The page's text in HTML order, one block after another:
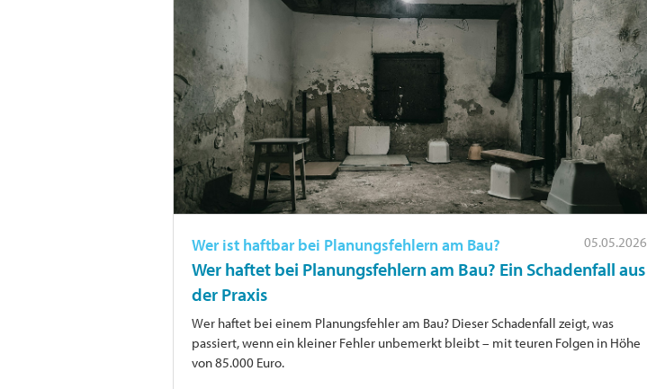
05.05.2026
Wer ist haftbar bei Planungsfehlern am Bau?
Wer haftet bei Planungsfehlern am Bau? Ein Schadenfall aus
der Praxis
Wer haftet bei einem Planungsfehler am Bau? Dieser Schadenfall zeigt, was
passiert, wenn ein kleiner Fehler unbemerkt bleibt – mit teuren Folgen in Höhe
von 85.000 Euro.